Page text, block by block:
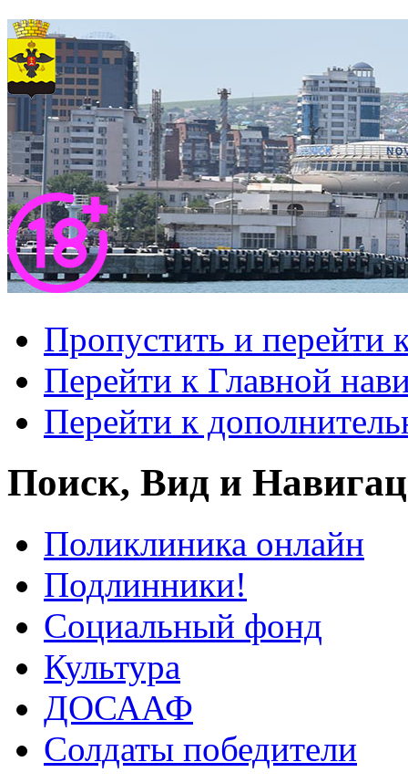
Пропустить и перейти
Перейти к Главной
Перейти к
Поиск, Вид и
Поликлиника онлайн
Подлинники!
Социальный фонд
Культура
ДОСААФ
Солдаты победители